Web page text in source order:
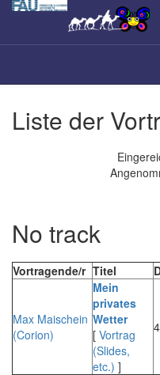
Zum
Liste der
No track
Vortragende/r Titel
Max Maischein
(‎Corion‎)
‎Mein
privates
Wetter‎
[ Vortrag
(Slides,
etc.) ]